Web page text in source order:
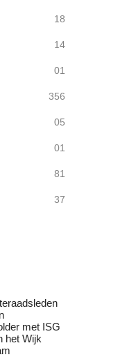
18
14
01
356
05
01
81
37
met ISG
het Wijk